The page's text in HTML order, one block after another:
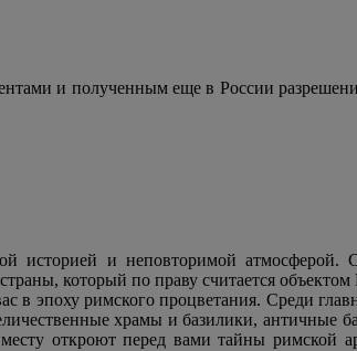
и полученным еще в России
историей и неповторимой атмосферой.
который по праву считается
в эпоху римского процветания. Среди
храмы и базилики, античные
откроют перед вами тайны римской